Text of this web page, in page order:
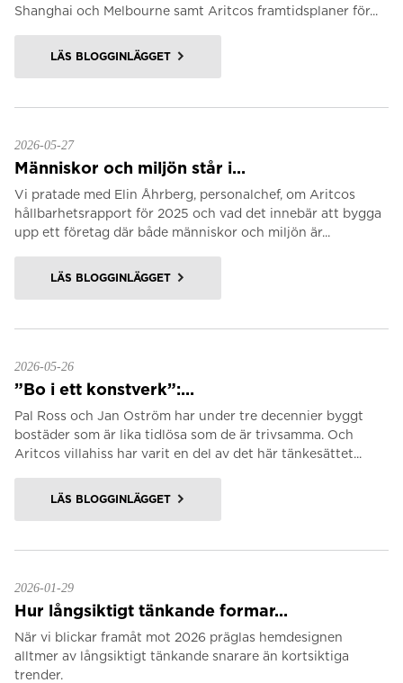
Shanghai och Melbourne samt Aritcos framtidsplaner för...
LÄS BLOGGINLÄGGET
2026-05-27
Människor och miljön står i...
Vi pratade med Elin Åhrberg, personalchef, om Aritcos
hållbarhetsrapport för 2025 och vad det innebär att bygga
upp ett företag där både människor och miljön är...
LÄS BLOGGINLÄGGET
2026-05-26
”Bo i ett konstverk”:...
Pal Ross och Jan Oström har under tre decennier byggt
bostäder som är lika tidlösa som de är trivsamma. Och
Aritcos villahiss har varit en del av det här tänkesättet...
LÄS BLOGGINLÄGGET
2026-01-29
Hur långsiktigt tänkande formar...
När vi blickar framåt mot 2026 präglas hemdesignen
alltmer av långsiktigt tänkande snarare än kortsiktiga
trender.